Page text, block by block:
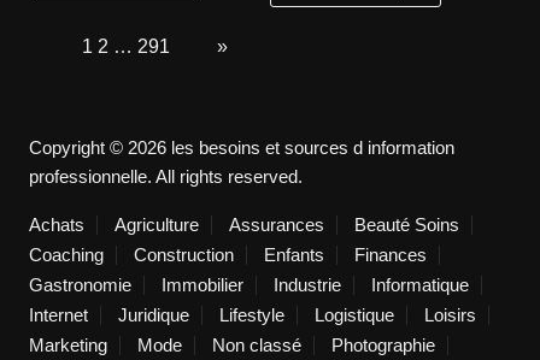
1 2 … 291 »
Copyright © 2026 les besoins et sources d information
professionnelle. All rights reserved.
Achats Agriculture Assurances
Beauté Soins
Coaching
Construction Enfants
Finances
Gastronomie
Immobilier Industrie
Informatique
Internet
Juridique Lifestyle Logistique
Loisirs
Marketing
Mode Non classé Photographie